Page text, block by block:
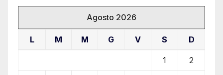
Agosto 2026
L M M G V S D
1 2